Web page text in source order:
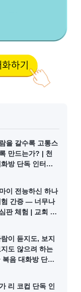
을 갈수록 고통스
만드는가? | 천
방 단독 인터뷰
이 전능하신 하나
험 간증 ― 너무나
판 체험 | 교회 생
이 듣지도, 보지
도 않으려 하는
복음 대화방 단독
리 코컵 단독 인